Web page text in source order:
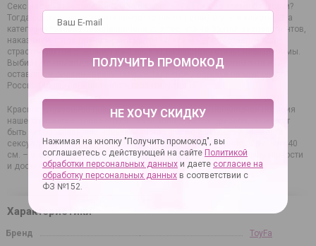
Секс наскучил и хочется более острых ощущений во время близости?
Тогда рекомендуем купить качественные плетки, кнуты и хлысты. Эта
категория товаров предназначена для тех, кто не боится экспериментов,
наказаний, готов познать секс на грани, кто хочет подогреть накал
страстей до той степени, где боль и удовольствие станут неразличимы.
Выбирайте подходящий аксессуар из огромного ассортимента и
оставляйте онлайн-заявку. Осуществляется доставка продукции по
России (конфиденциальность гарантируется).
Красное страусиное пёрышко - 40 см. – довольно популярная позиция
нашего каталога. Товар создан из безопасных материалов, он может
быть использован для наказания либо просто в качестве элемента
сексуального образа в ролевой игре. Красное страусиное пёрышко - 40
см. – это возможность открыть неизвестные грани своей сексуальности
и достичь новых вершин удовольствия.
Характеристики
Бренд
ToyFa
НЕ ХОЧУ СКИДКУ
Нажимая на кнопку "Получить промокод", вы
соглашаетесь с действующей на сайте Политикой
обработки персональных данных и даете согласие на
обработку персональных данных в соответствии с
ФЗ №152.